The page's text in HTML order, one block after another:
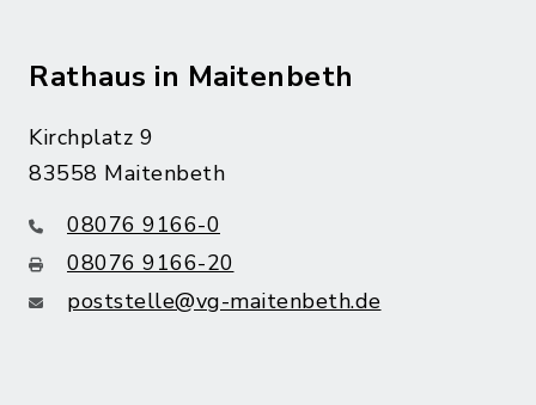
Rathaus in Maitenbeth
Kirchplatz 9
83558 Maitenbeth
08076 9166-0
08076 9166-20
poststelle@vg-maitenbeth.de